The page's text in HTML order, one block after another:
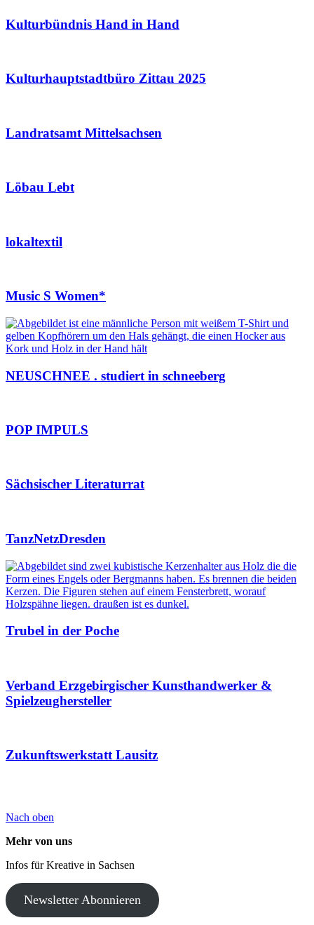
Kulturbündnis Hand in Hand
Kulturhauptstadtbüro Zittau 2025
Landratsamt Mittelsachsen
Löbau Lebt
lokaltextil
Music S Women*
NEUSCHNEE . studiert in schneeberg
POP IMPULS
Sächsischer Literaturrat
TanzNetzDresden
Trubel in der Poche
Verband Erzgebirgischer Kunsthandwerker &
Spielzeughersteller
Zukunftswerkstatt Lausitz
Nach oben
Mehr von uns
Infos für Kreative in Sachsen
Newsletter Abonnieren